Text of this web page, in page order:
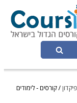
/קורסים - לימודים